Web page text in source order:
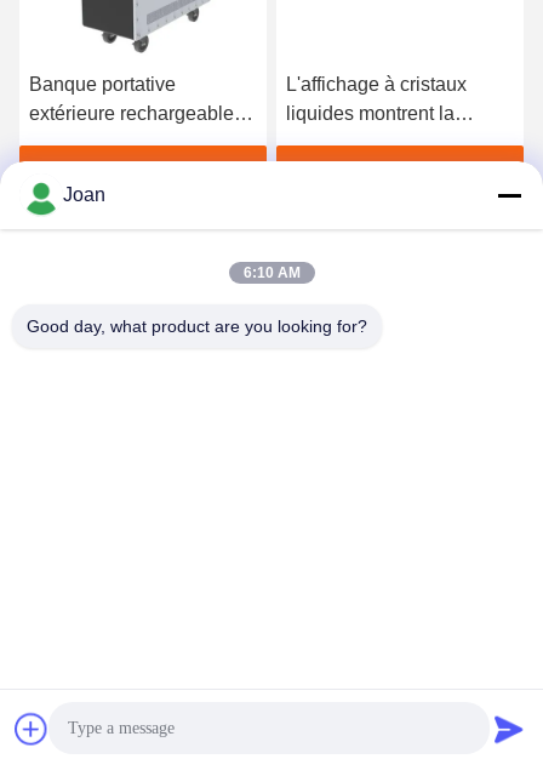
Banque portative
extérieure rechargeable
de puissance d'IP65 3KW
L'affichage à cristaux
liquides montrent la
banque portative
C.A.
Shenzhen Huaxing New Energy Technology Co.,Ltd Tous les droits
Joan
6:10 AM
Good day, what product are you looking for?